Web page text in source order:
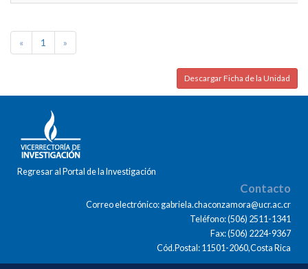
« 1 »
Descargar Ficha de la Unidad
Regresar al Portal de la Investigación
Contacto
Correo electrónico: gabriela.chaconzamora@ucr.ac.cr
Teléfono: (506) 2511-1341
Fax: (506) 2224-9367
Cód.Postal: 11501-2060,Costa Rica